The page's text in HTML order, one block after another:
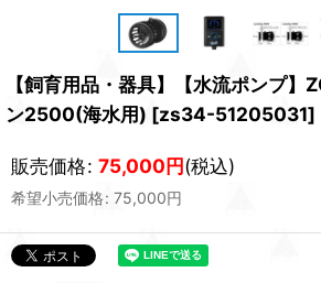
【飼育用品・器具】【水流ポンプ】
ン2500(海水用) [zs34-51205031]
販売価格: 75,000円(税込)
希望小売価格: 75,000円